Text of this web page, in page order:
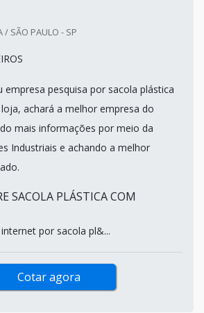
/ SÃO PAULO - SP
empresa pesquisa por sacola plástica
achará a melhor empresa do
mais informações por meio da
Industriais e achando a melhor
SACOLA PLÁSTICA COM
por sacola pl&...
Cotar agora